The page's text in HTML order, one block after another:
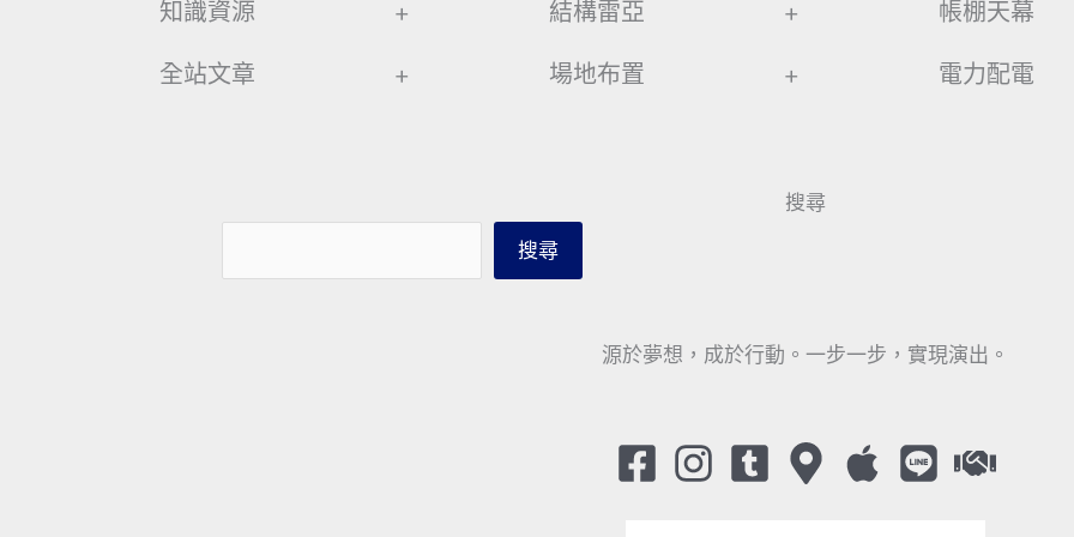
知識資源 +
全站文章 +
結構雷亞 +
場地布置 +
帳棚天幕
電力配電
搜尋
搜尋
源於夢想，成於行動。一步一步，實現演出。